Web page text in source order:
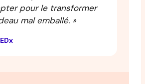
pour le transformer
mal emballé. »